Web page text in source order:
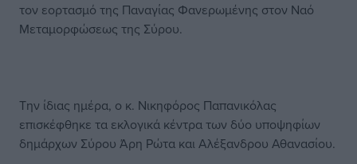
τον εορτασμό της Παναγίας Φανερωμένης στον Ναό
Μεταμορφώσεως της Σύρου.
Την ίδιας ημέρα, ο κ. Νικηφόρος Παπανικόλας
επισκέφθηκε τα εκλογικά κέντρα των δύο υποψηφίων
δημάρχων Σύρου Άρη Ρώτα και Αλέξανδρου Αθανασίου.